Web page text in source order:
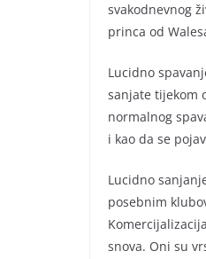
svakodnevnog
princa od
Lucidno
sanjate tijekom
normalnog
i kao da se
Lucidno
posebnim
snova. Oni su